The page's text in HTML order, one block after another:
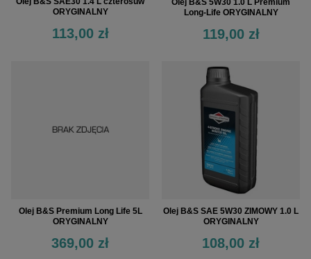
ORYGINALNY
113,00 zł
Olej B&S 5W30 1.0 L Premium
Long-Life ORYGINALNY
119,00 zł
Olej B&S Premium Long Life 5L
ORYGINALNY
369,00 zł
Olej B&S SAE 5W30 ZIMOWY 1.0 L
ORYGINALNY
108,00 zł